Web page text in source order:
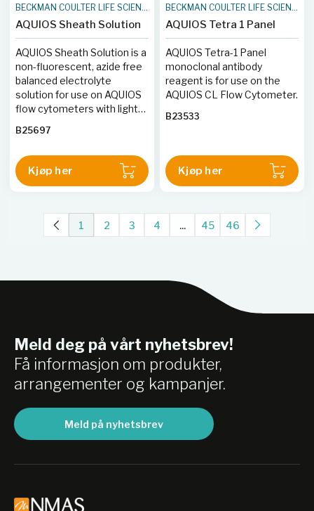
BECKMAN COULTER LIFE SCIENCES
AQUIOS Sheath Solution
AQUIOS Sheath Solution is a
non-fluorescent, azide free
balanced electrolyte
solution for use on AQUIOS
flow cytometers with light
applications.
B25697
Kjøp her
BECKMAN COULTER LIFE SCIENCES
AQUIOS Tetra 1 Panel
AQUIOS Tetra-1 Panel
monoclonal antibody
reagent is for use on the
AQUIOS CL Flow Cytometer.
B23533
Kjøp her
1 2 3 4 ... 45 46
Meld deg på vårt nyhetsbrev!
Få informasjon om produkter,
arrangementer og kampanjer.
Meld på nyhetsbrev